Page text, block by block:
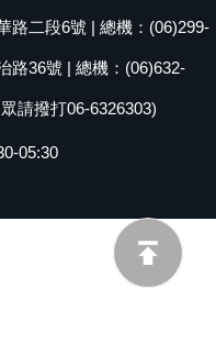
路二段6號 | 總機：(06)299-
路36號 | 總機：(06)632-
請撥打06-6326303)
05:30